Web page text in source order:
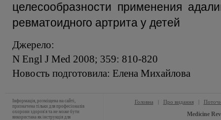
целесообразности применения
ревматоидного артрита у детей
Джерело:
N Engl J Med 2008; 359: 810-820
Новость подготовила: Елена Михайлова
Інформація, розміщена на сайті,
призначена тільки для професіоналів
охорони здоров'я та не може бути
використана як інструкція для
Головна | Про видання |
Medicine